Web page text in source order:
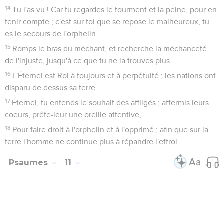
14 Tu l'as vu ! Car tu regardes le tourment et la peine, pour en
tenir compte ; c'est sur toi que se repose le malheureux, tu
es le secours de l'orphelin.
15 Romps le bras du méchant, et recherche la méchanceté
de l'injuste, jusqu'à ce que tu ne la trouves plus.
16 L'Éternel est Roi à toujours et à perpétuité ; les nations ont
disparu de dessus sa terre.
17 Éternel, tu entends le souhait des affligés ; affermis leurs
coeurs, prête-leur une oreille attentive,
18 Pour faire droit à l'orphelin et à l'opprimé ; afin que sur la
terre l'homme ne continue plus à répandre l'effroi.
Psaumes 11